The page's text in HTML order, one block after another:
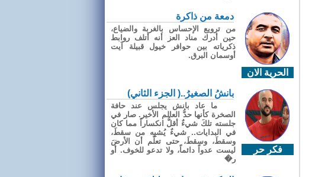
الحرية الان
دمعة من ذاكرة
من ترويع الإحساس بالغربة والضياع،
حين أدرك مناد العز أنه أتلف روابط
ذكرياته بين حوافر خيول قبيلة آيت
أوسمان البرق.
فكر حر
بانشُ الصغيرُ..( الجزء الثاني)
ما عاد بانش يجلس عند حافة
الصخرة كأنها حدُّ العالم الأخير. صار في
جلسته تلكَ شيءٌ أقلُّ انكساراً مما كان
في البدايات.. شيءٌ يُشبِه من سقطَ،
وسقطَ، وسقطَ، حتى تعلّم أن الأرضَ
ليست عدواً دائماً، ولا تدعو للخوف. أو
ر�